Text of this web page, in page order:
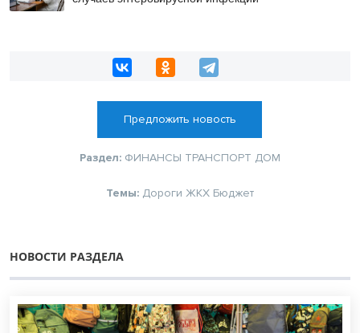
Предложить новость
Раздел: ФИНАНСЫ ТРАНСПОРТ ДОМ
Темы: Дороги ЖКХ Бюджет
НОВОСТИ РАЗДЕЛА